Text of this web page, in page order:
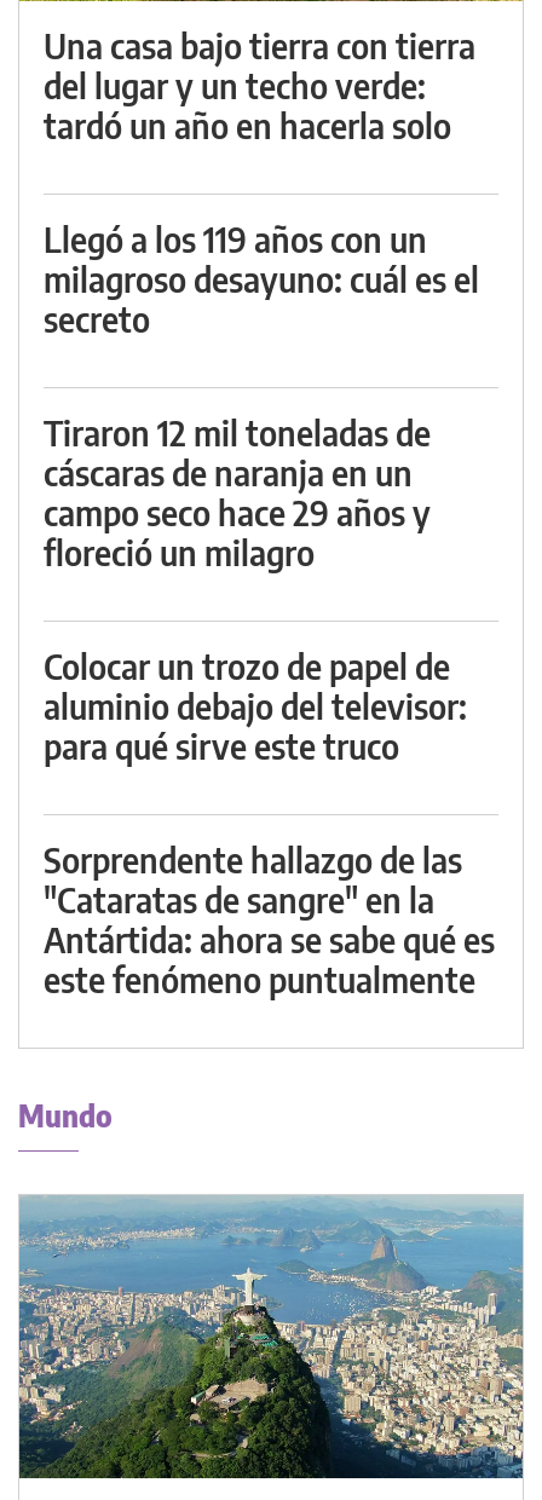
Una casa bajo tierra con tierra
del lugar y un techo verde:
tardó un año en hacerla solo
Llegó a los 119 años con un
milagroso desayuno: cuál es el
secreto
Tiraron 12 mil toneladas de
cáscaras de naranja en un
campo seco hace 29 años y
floreció un milagro
Colocar un trozo de papel de
aluminio debajo del televisor:
para qué sirve este truco
Sorprendente hallazgo de las
"Cataratas de sangre" en la
Antártida: ahora se sabe qué es
este fenómeno puntualmente
Mundo